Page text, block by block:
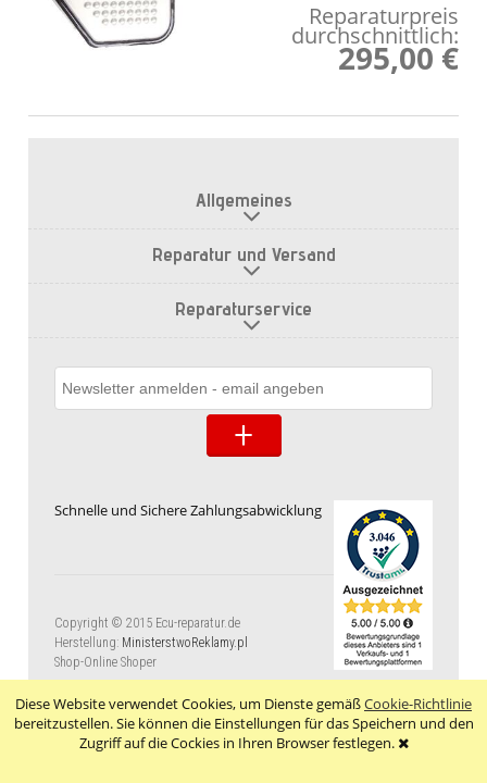
Diese Website verwendet Cookies, um Dienste gemäßCookie-Richtlinie
bereitzustellen. Sie können die Einstellungen für das Speichern und den
Zugriff auf die Cockies in Ihren Browser festlegen.
Reparaturpreis
durchschnittlich:
295,00 €
Allgemeines
Reparatur und Versand
Reparaturservice
Schnelle und Sichere Zahlungsabwicklung
Copyright © 2015 Ecu-reparatur.de
Herstellung: MinisterstwoReklamy.pl
Shop-Online Shoper